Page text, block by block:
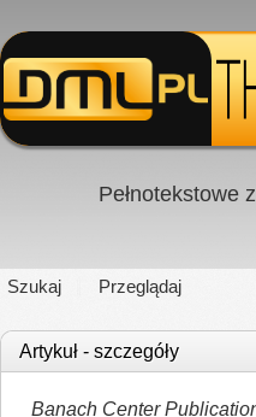
Pełnotekstowe
Szukaj Przeglądaj
Artykuł - szczegóły
Banach Center